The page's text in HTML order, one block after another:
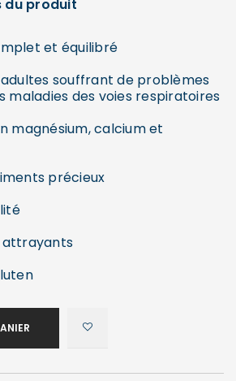
du produit
et équilibré
souffrant de problèmes
maladies des voies respiratoires
magnésium, calcium et
précieux